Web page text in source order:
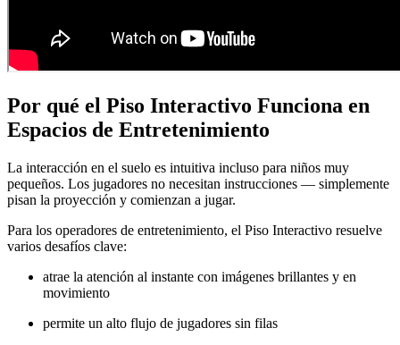
Por qué el Piso Interactivo Funciona en
Espacios de Entretenimiento
La interacción en el suelo es intuitiva incluso para niños muy
pequeños. Los jugadores no necesitan instrucciones — simplemente
pisan la proyección y comienzan a jugar.
Para los operadores de entretenimiento, el Piso Interactivo resuelve
varios desafíos clave:
atrae la atención al instante con imágenes brillantes y en
movimiento
permite un alto flujo de jugadores sin filas